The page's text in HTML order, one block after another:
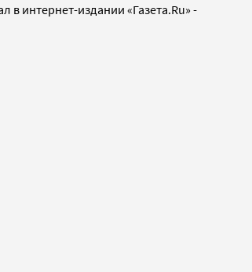
в интернет-издании «Газета.Ru» -